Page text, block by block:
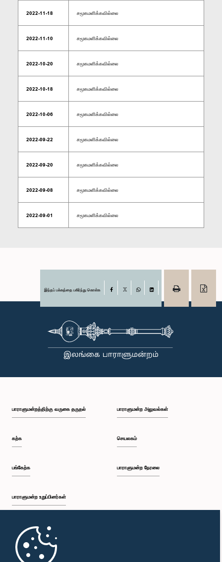
2022-11-18 சமூகமளிக்கவில்லை
2022-11-10 சமூகமளிக்கவில்லை
2022-10-20 சமூகமளிக்கவில்லை
2022-10-18 சமூகமளிக்கவில்லை
2022-10-06 சமூகமளிக்கவில்லை
2022-09-22 சமூகமளிக்கவில்லை
2022-09-20 சமூகமளிக்கவில்லை
2022-09-08 சமூகமளிக்கவில்லை
2022-09-01 சமூகமளிக்கவில்லை
இந்தப் பக்கத்தை பகிர்ந்து கொள்க Facebook
பாராளுமன்றத்திற்கு வருகை தருதல்
கற்க
பங்கேற்க
பாராளுமன்ற உறுப்பினர்கள்
முதற்பக்கம்
பாராளுமன்ற அலுவல்கள்
செயலகம்
பாராளுமன்ற நேரலை